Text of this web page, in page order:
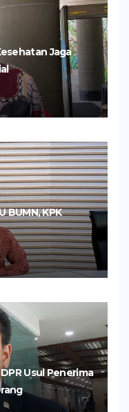
Jaga
BUMN, KPK
Usul Penerima